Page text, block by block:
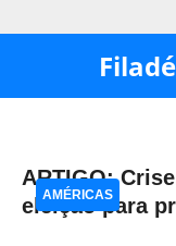
ARTIGO:
eleição para
AMÉRICAS